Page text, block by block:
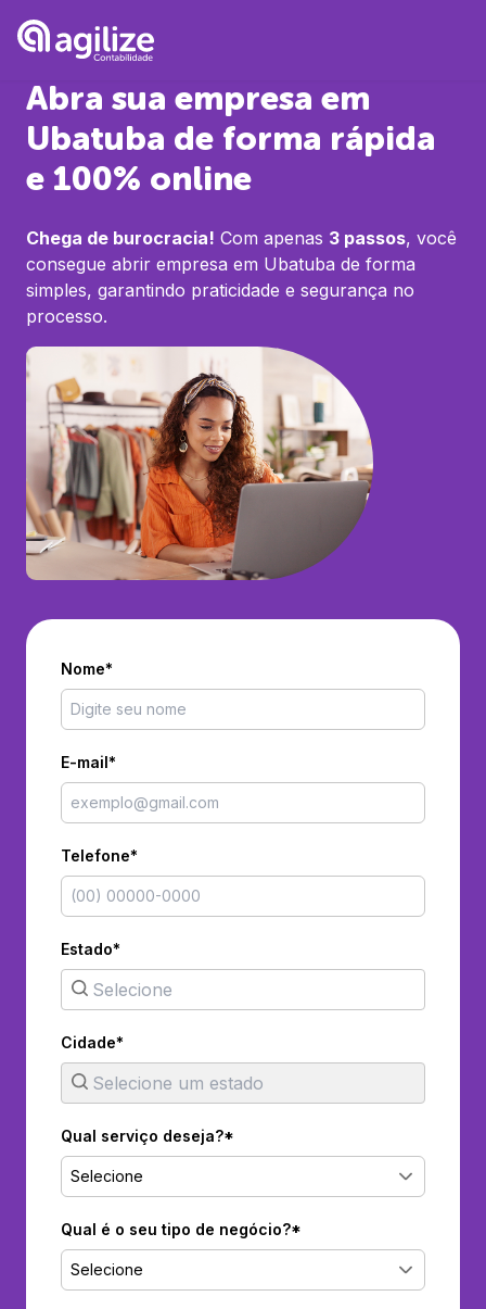
Abra sua empresa em
Ubatuba de forma rápida
e 100% online
Chega de burocracia! Com apenas 3 passos, você
consegue abrir empresa em Ubatuba de forma
simples, garantindo praticidade e segurança no
processo.
Nome*
E-mail*
Telefone*
Estado*
Cidade*
Qual serviço deseja?*
Selecione
Qual é o seu tipo de negócio?*
Selecione